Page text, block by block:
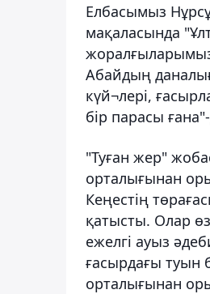
Елбасымыз
мақаласында
Абайдың
күй¬лері,
бір парасы
"Туған жер"
орталығынан
Кеңестің
қатысты. Олар
ежелгі ауыз
ғасырдағы туын
орталығынан